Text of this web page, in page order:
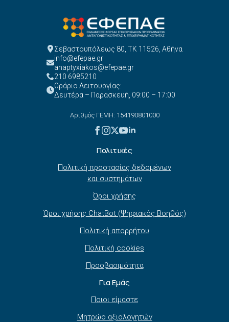
Σεβαστουπόλεως 80, ΤΚ 11526, Αθήνα
info@efepae.gr
anaptyxiakos@efepae.gr
210 6985210
Ωράριο Λειτουργίας:
Δευτέρα – Παρασκευή, 09:00 – 17:00
Αριθμός ΓΕΜΗ: 154190801000
Πολιτικές
Πολιτική προστασίας δεδομένων
και συστημάτων
Όροι χρήσης
Όροι χρήσης ChatBot (Ψηφιακός Βοηθός)
Πολιτική απορρήτου
Πολιτική cookies
Προσβασιμότητα
Για Εμάς
Ποιοι είμαστε
Μητρώο αξιολογητών